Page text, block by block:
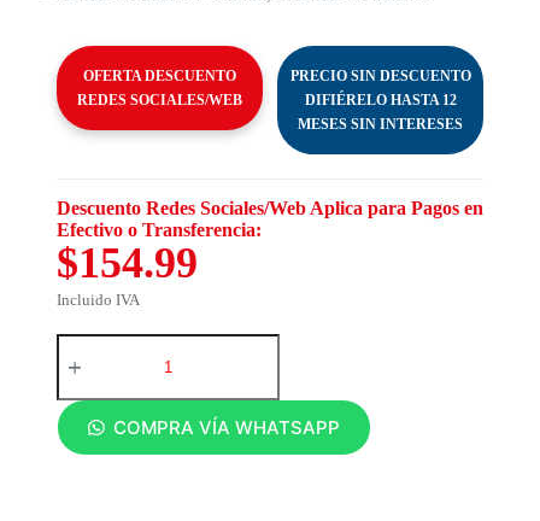
OFERTA DESCUENTO
REDES SOCIALES/WEB
PRECIO SIN DESCUENTO
DIFIÉRELO HASTA 12
MESES SIN INTERESES
Descuento Redes Sociales/Web Aplica para Pagos en
Efectivo o Transferencia:
$154.99
Incluido IVA
COMPRA VÍA WHATSAPP